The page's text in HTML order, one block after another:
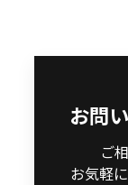
お問
ご
お気軽